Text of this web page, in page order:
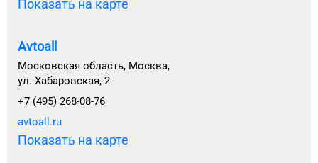
Показать на карте
Avtoall
Московская область, Москва,
ул. Хабаровская, 2
+7 (495) 268-08-76
avtoall.ru
Показать на карте